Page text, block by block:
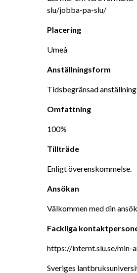
slu/jobba-pa-slu/
Placering
Umeå
Anställningsform
Tidsbegränsad
Omfattning
100%
Tillträde
Enligt överenskommelse.
Ansökan
Välkommen med din
Fackliga
https://internt.slu.se/
Sveriges